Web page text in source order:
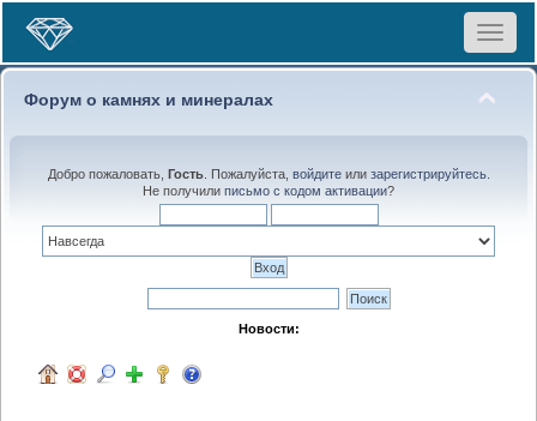
Toggle
Форум о камнях и минералах
Добро пожаловать, Гость. Пожалуйста, войдитеили зарегистрируйтесь.
Не получили письмо с кодом активации?
Новости: